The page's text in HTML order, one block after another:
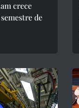
crece
de